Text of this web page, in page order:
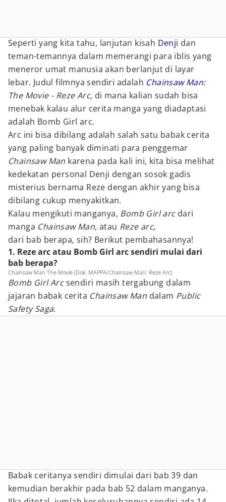
Seperti yang kita tahu, lanjutan kisah Denji dan
teman-temannya dalam memerangi para iblis yang
meneror umat manusia akan berlanjut di layar
lebar. Judul filmnya sendiri adalah Chainsaw Man:
The Movie - Reze Arc, di mana kalian sudah bisa
menebak kalau alur cerita manga yang diadaptasi
adalah Bomb Girl arc.
Arc ini bisa dibilang adalah salah satu babak cerita
yang paling banyak diminati para penggemar
Chainsaw Man karena pada kali ini, kita bisa melihat
kedekatan personal Denji dengan sosok gadis
misterius bernama Reze dengan akhir yang bisa
dibilang cukup menyakitkan.
Kalau mengikuti manganya, Bomb Girl arcdari
manga Chainsaw Man,atau Reze arc,
dari bab berapa, sih? Berikut pembahasannya!
1. Reze arc atau Bomb Girl arc sendiri mulai dari
bab berapa?
Chainsaw Man The Movie (Dok. MAPPA/Chainsaw Man: Reze Arc)
Bomb Girl Arcsendiri masih tergabung dalam
jajaran babak cerita Chainsaw Man dalam Public
Safety Saga.
Babak ceritanya sendiri dimulai dari bab 39 dan
kemudian berakhir pada bab 52 dalam manganya.